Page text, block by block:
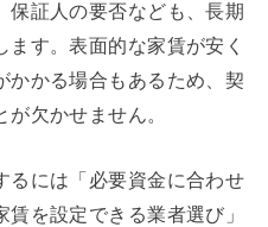
保証人の要否なども、長期
す。表面的な家賃が安く
かかる場合もあるため、契
欠かせません。
るには「必要資金に合わせ
を設定できる業者選び」